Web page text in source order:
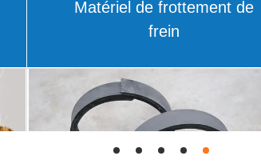
Petit pain moulé de
doublure de frein